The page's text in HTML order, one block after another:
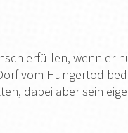
erfüllen, wenn er
vom Hungertod
dabei aber sein